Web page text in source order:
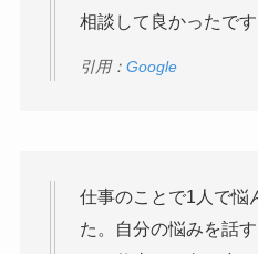
相談して良かったです
引用： Google
仕事のことで1人で悩
た。自分の悩みを話